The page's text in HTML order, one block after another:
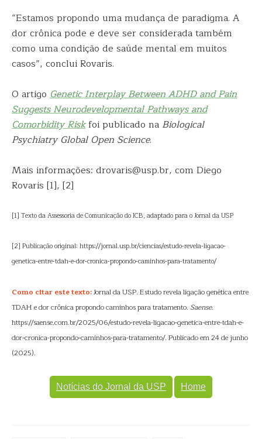
“Estamos propondo uma mudança de paradigma. A
dor crônica pode e deve ser considerada também
como uma condição de saúde mental em muitos
casos”, conclui Rovaris.
O artigo Genetic Interplay Between ADHD and Pain
Suggests Neurodevelopmental Pathways and
Comorbidity Riskfoi publicado na Biological
Psychiatry Global Open Science.
Mais informações: drovaris@usp.br, com Diego
Rovaris [1], [2]
[1] Texto da Assessoria de Comunicação do ICB, adaptado para o Jornal da USP
[2] Publicação original: https://jornal.usp.br/ciencias/estudo-revela-ligacao-
genetica-entre-tdah-e-dor-cronica-propondo-caminhos-para-tratamento/
Como citar este texto:Jornal da USP. Estudo revela ligação genética entre
TDAH e dor crônica propondo caminhos para tratamento. Saense.
https://saense.com.br/2025/06/estudo-revela-ligacao-genetica-entre-tdah-e-
dor-cronica-propondo-caminhos-para-tratamento/. Publicado em 24 de junho
(2025).
Notícias do Jornal da USP Home